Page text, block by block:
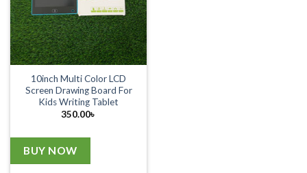
10inch Multi Color LCD
Screen Drawing Board For
Kids Writing Tablet
350.00৳
BUY NOW